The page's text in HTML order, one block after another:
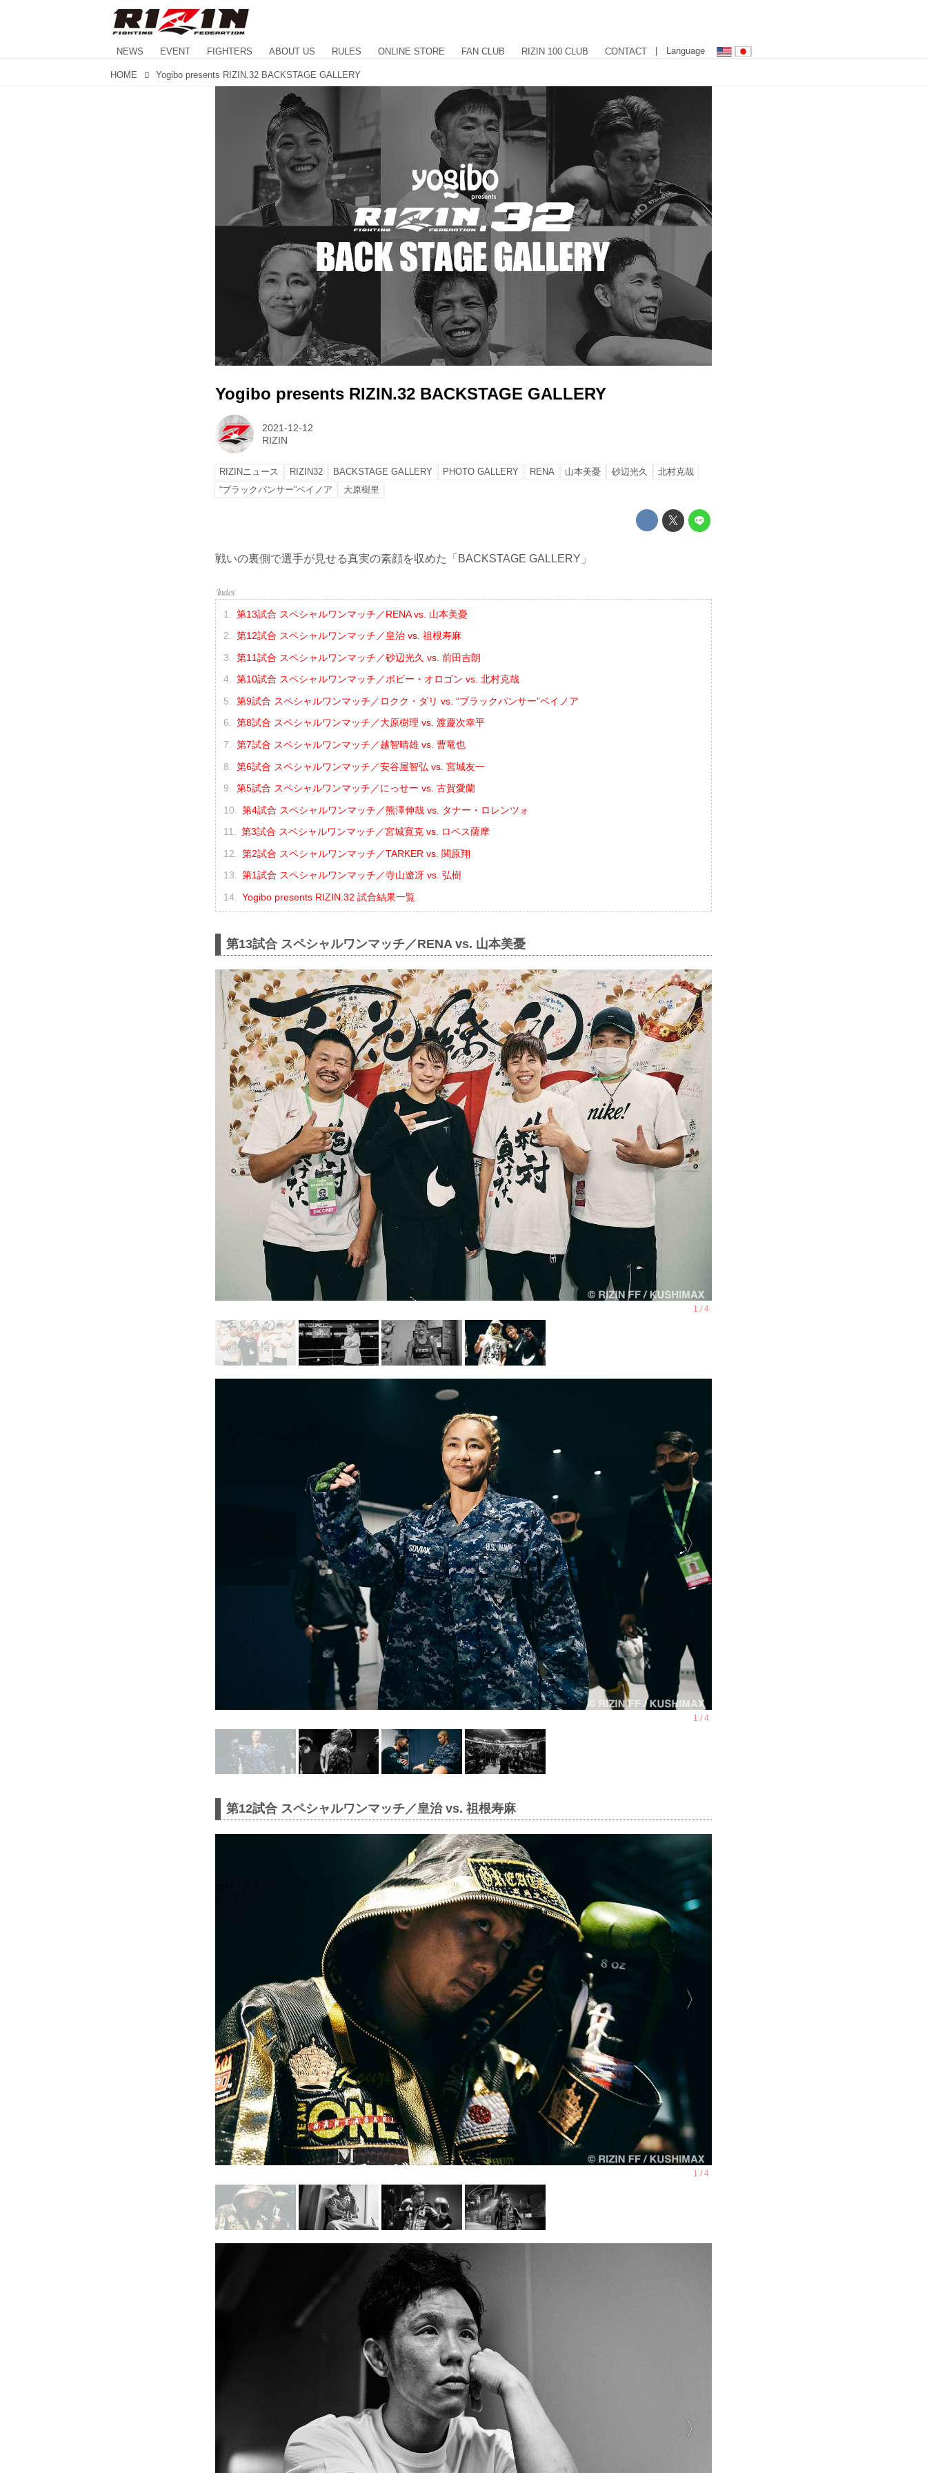
NEWS EVENT FIGHTERS ABOUT US RULES ONLINE STORE FAN CLUB RIZIN 100 CLUB CONTACT | Language
HOME Yogibo presents RIZIN.32 BACKSTAGE GALLERY
Yogibo presents RIZIN.32 BACKSTAGE GALLERY
2021-12-12
RIZIN
RIZINニュース RIZIN32 BACKSTAGE GALLERY PHOTO GALLERY RENA 山本美憂 砂辺光久
北村克哉
“ブラックパンサー”ベイノア
大原樹里
戦いの裏側で選手が見せる真実の素顔を収めた「BACKSTAGE GALLERY」
第13試合 スペシャルワンマッチ／RENA vs. 山本美憂
第12試合 スペシャルワンマッチ／皇治 vs. 祖根寿麻
第11試合 スペシャルワンマッチ／砂辺光久 vs. 前田吉朗
第10試合 スペシャルワンマッチ／ボビー・オロゴン vs. 北村克哉
第9試合 スペシャルワンマッチ／ロクク・ダリ vs. “ブラックパンサー”ベイノア
第8試合 スペシャルワンマッチ／大原樹理 vs. 渡慶次幸平
第7試合 スペシャルワンマッチ／越智晴雄 vs. 曹竜也
第6試合 スペシャルワンマッチ／安谷屋智弘 vs. 宮城友一
第5試合 スペシャルワンマッチ／にっせー vs. 古賀愛蘭
第4試合 スペシャルワンマッチ／熊澤伸哉 vs. タナー・ロレンツォ
第3試合 スペシャルワンマッチ／宮城寛克 vs. ロペス薩摩
第2試合 スペシャルワンマッチ／TARKER vs. 関原翔
第1試合 スペシャルワンマッチ／寺山遼冴 vs. 弘樹
Yogibo presents RIZIN.32 試合結果一覧
第13試合 スペシャルワンマッチ／RENA vs. 山本美憂
第12試合 スペシャルワンマッチ／皇治 vs. 祖根寿麻